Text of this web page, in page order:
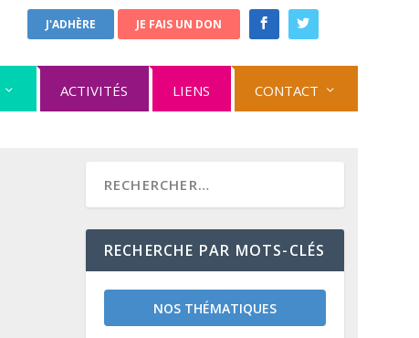
J'ADHÈRE JE FAIS UN DON
ACTIVITÉS LIENS CONTACT
RECHERCHE PAR MOTS-CLÉS
NOS THÉMATIQUES